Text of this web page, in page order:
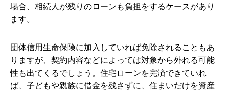
場合、相続人が残りのローンも負担をするケースがあり
ます。
団体信用生命保険に加入していれば免除されることもあ
りますが、契約内容などによっては対象から外れる可能
性も出てくるでしょう。住宅ローンを完済できていれ
ば、子どもや親族に借金を残さずに、住まいだけを資産